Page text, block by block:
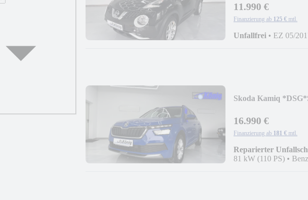
11.990 €
Finanzierung ab 125 € mtl.
Unfallfrei • EZ 05/
Skoda Kamiq
16.990 €
Finanzierung ab 181 € mtl.
Reparierter
81 kW (110 PS) •